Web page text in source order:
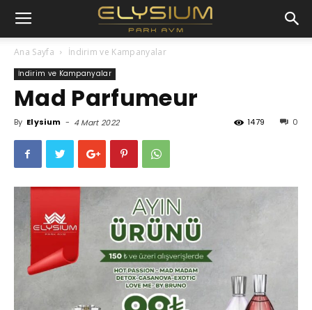
Ana Sayfa İndirim ve Kampanyalar
İndirim ve Kampanyalar
Mad Parfumeur
By Elysium - 4 Mart 2022 0
1479